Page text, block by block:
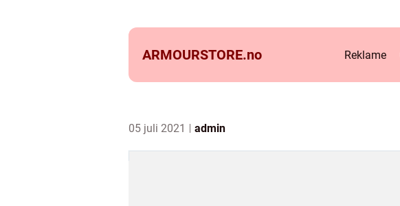
ARMOURSTORE.no Reklame
05 juli 2021 admin